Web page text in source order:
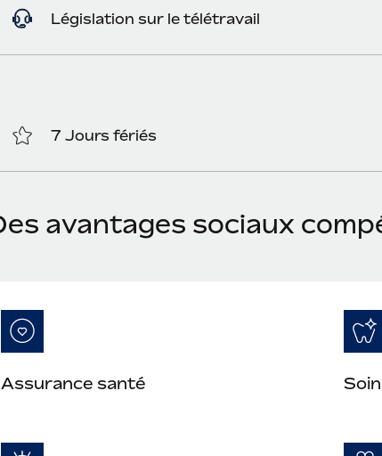
Législation sur le télétravail
7 Jours fériés
avantages sociaux
Assurance santé